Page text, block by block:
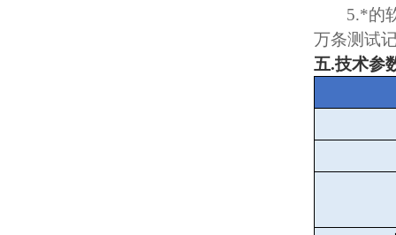
5.*的
万条测试
五.技术参